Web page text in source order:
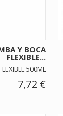
Y BOCA
FLEXIBLE...
500ML
7,72 €